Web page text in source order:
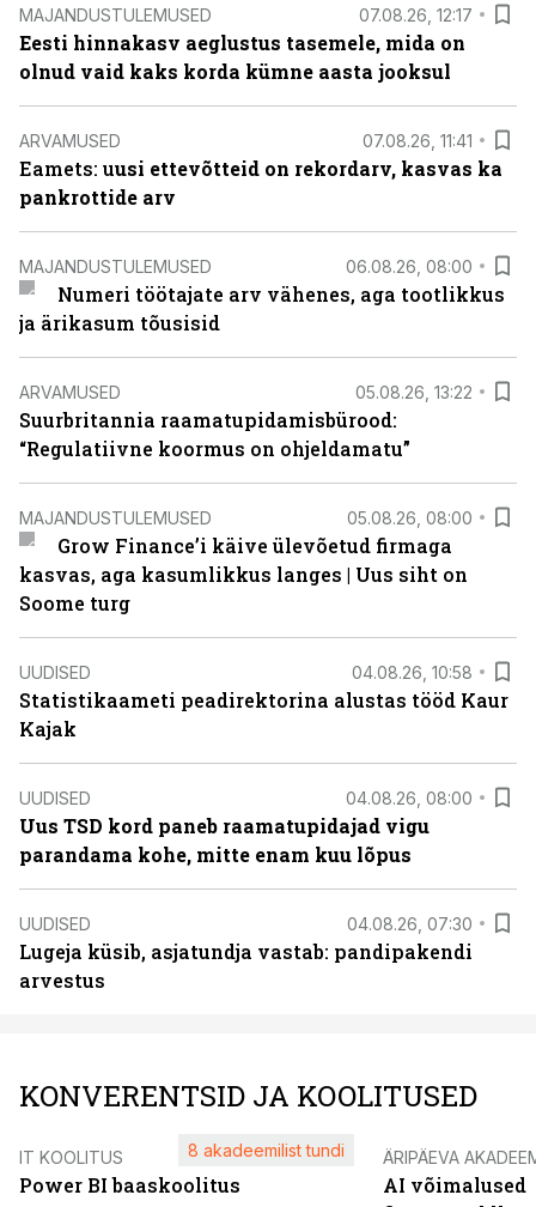
MAJANDUSTULEMUSED 07.08.26, 12:17
Eesti hinnakasv aeglustus tasemele, mida on
olnud vaid kaks korda kümne aasta jooksul
ARVAMUSED 07.08.26, 11:41
Eamets: uusi ettevõtteid on rekordarv, kasvas ka
pankrottide arv
MAJANDUSTULEMUSED 06.08.26, 08:00
Numeri töötajate arv vähenes, aga tootlikkus
ja ärikasum tõusisid
ARVAMUSED 05.08.26, 13:22
Suurbritannia raamatupidamisbürood:
“Regulatiivne koormus on ohjeldamatu”
MAJANDUSTULEMUSED 05.08.26, 08:00
Grow Finance’i käive ülevõetud firmaga
kasvas, aga kasumlikkus langes | Uus siht on
Soome turg
UUDISED 04.08.26, 10:58
Statistikaameti peadirektorina alustas tööd Kaur
Kajak
UUDISED 04.08.26, 08:00
Uus TSD kord paneb raamatupidajad vigu
parandama kohe, mitte enam kuu lõpus
UUDISED 04.08.26, 07:30
Lugeja küsib, asjatundja vastab: pandipakendi
arvestus
KONVERENTSID JA KOOLITUSED
IT KOOLITUS
Power BI baaskoolitus
8 akadeemilist tundi ÄRIPÄEVA
AI võimalused